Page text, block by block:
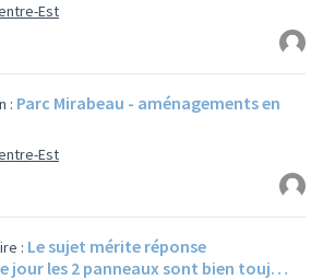
Est
: Parc Mirabeau - aménagements en
Est
: Le sujet mérite réponse
jour les 2 panneaux sont bien touj…